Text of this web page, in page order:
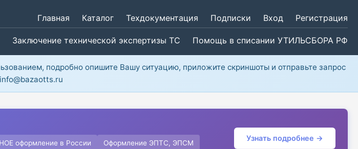
Главная Каталог Техдокументация Подписки Вход Регистрация
Заключение технической экспертизы ТС Помощь в списании УТИЛЬСБОРА РФ
подробно опишите Вашу ситуацию, приложите скриншоты и отправьте запрос
оформление в России Оформление ЭПТС, ЭПСМ
Узнать подробнее →